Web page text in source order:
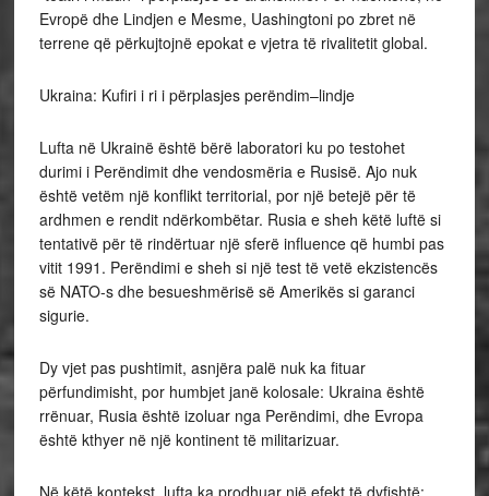
Evropë dhe Lindjen e Mesme, Uashingtoni po zbret në
terrene që përkujtojnë epokat e vjetra të rivalitetit global.
Ukraina: Kufiri i ri i përplasjes perëndim–lindje
Lufta në Ukrainë është bërë laboratori ku po testohet
durimi i Perëndimit dhe vendosmëria e Rusisë. Ajo nuk
është vetëm një konflikt territorial, por një betejë për të
ardhmen e rendit ndërkombëtar. Rusia e sheh këtë luftë si
tentativë për të rindërtuar një sferë influence që humbi pas
vitit 1991. Perëndimi e sheh si një test të vetë ekzistencës
së NATO-s dhe besueshmërisë së Amerikës si garanci
sigurie.
Dy vjet pas pushtimit, asnjëra palë nuk ka fituar
përfundimisht, por humbjet janë kolosale: Ukraina është
rrënuar, Rusia është izoluar nga Perëndimi, dhe Evropa
është kthyer në një kontinent të militarizuar.
Në këtë kontekst, lufta ka prodhuar një efekt të dyfishtë: